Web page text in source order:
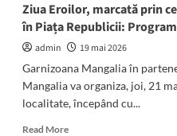
Ziua Eroilor, marcată prin
în Piața Republicii:
admin
19 mai 2026
Garnizoana Mangalia în
Mangalia va organiza, joi, 21
localitate, începând cu...
Read MoreRead